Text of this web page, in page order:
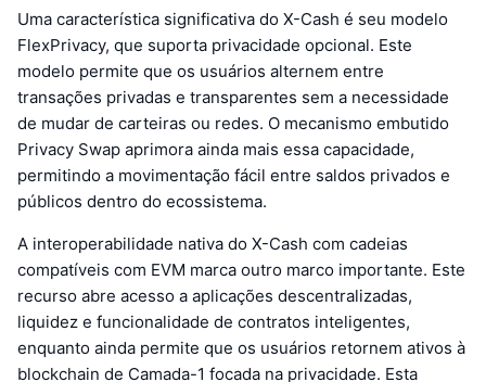
Uma característica significativa do X-Cash é seu modelo
FlexPrivacy, que suporta privacidade opcional. Este
modelo permite que os usuários alternem entre
transações privadas e transparentes sem a necessidade
de mudar de carteiras ou redes. O mecanismo embutido
Privacy Swap aprimora ainda mais essa capacidade,
permitindo a movimentação fácil entre saldos privados e
públicos dentro do ecossistema.
A interoperabilidade nativa do X-Cash com cadeias
compatíveis com EVM marca outro marco importante. Este
recurso abre acesso a aplicações descentralizadas,
liquidez e funcionalidade de contratos inteligentes,
enquanto ainda permite que os usuários retornem ativos à
blockchain de Camada-1 focada na privacidade. Esta